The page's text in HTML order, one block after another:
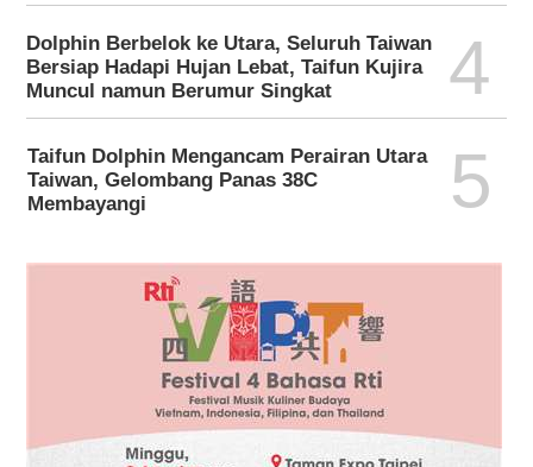
Dolphin Berbelok ke Utara, Seluruh Taiwan
Bersiap Hadapi Hujan Lebat, Taifun Kujira
Muncul namun Berumur Singkat
4
Taifun Dolphin Mengancam Perairan Utara
Taiwan, Gelombang Panas 38C
Membayangi
5